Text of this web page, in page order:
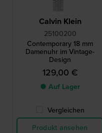
Calvin Klein
25100200
Contemporary 18 mm
Damenuhr im Vintage-
Design
129,00 €
● Auf Lager
Vergleichen
Produkt ansehen